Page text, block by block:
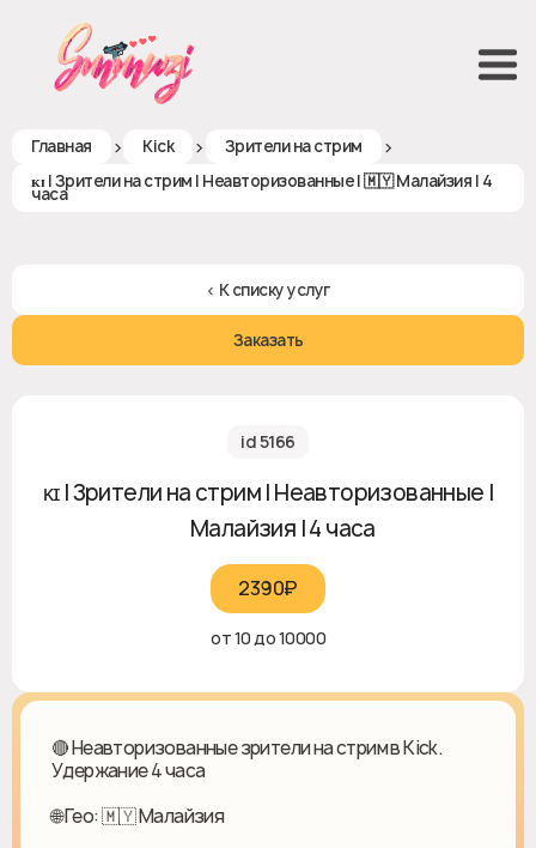
Главная > Kick > Зрители на стрим >
ᴋɪ | Зрители на стрим | Неавторизованные | 🇲🇾 Малайзия | 4
часа
< К списку услуг
Заказать
id 5166
ᴋɪ | Зрители на стрим | Неавторизованные |
🇲🇾 Малайзия | 4 часа
2390₽‎
от 10 до 10000
🔴 Неавторизованные зрители на стрим в Kick.
Удержание 4 часа
🌐 Гео: 🇲🇾 Малайзия